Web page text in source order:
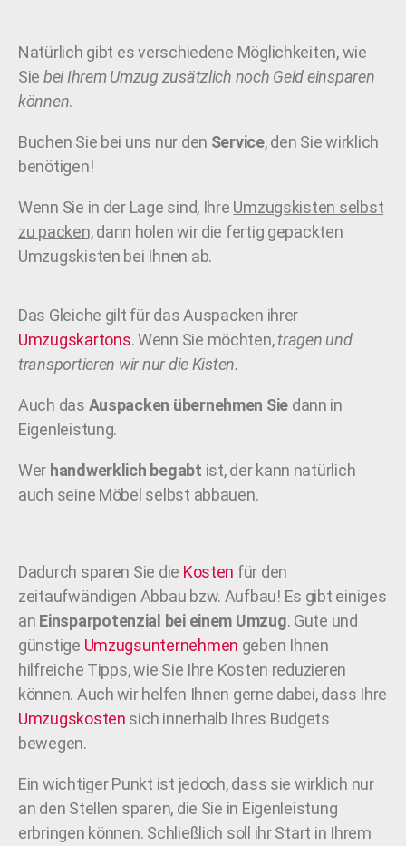
Natürlich gibt es verschiedene Möglichkeiten, wie
Sie bei Ihrem Umzug zusätzlich noch Geld einsparen
können.
Buchen Sie bei uns nur den Service, den Sie wirklich
benötigen!
Wenn Sie in der Lage sind, Ihre Umzugskisten selbst
zu packen,dann holen wir die fertig gepackten
Umzugskisten bei Ihnen ab.
Das Gleiche gilt für das Auspacken ihrer
Umzugskartons. Wenn Sie möchten,tragen und
transportieren wir nur die Kisten.
Auch das Auspacken übernehmen Sie dann in
Eigenleistung.
Wer handwerklich begabt ist, der kann natürlich
auch seine Möbel selbst abbauen.
Dadurch sparen Sie die Kosten für den
zeitaufwändigen Abbau bzw. Aufbau! Es gibt einiges
an Einsparpotenzial bei einem Umzug. Gute und
günstige Umzugsunternehmen geben Ihnen
hilfreiche Tipps, wie Sie Ihre Kosten reduzieren
können. Auch wir helfen Ihnen gerne dabei, dass Ihre
Umzugskosten sich innerhalb Ihres Budgets
bewegen.
Ein wichtiger Punkt ist jedoch, dass sie wirklich nur
an den Stellen sparen, die Sie in Eigenleistung
erbringen können. Schließlich soll ihr Start in Ihrem